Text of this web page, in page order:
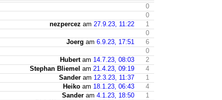
0
0
nezpercez am 27.9.23, 11:22
1
0
Joerg am 6.9.23, 17:51
6
0
Hubertam 14.7.23, 08:03
2
Stephan Bliemel am 21.4.23, 09:19
4
Sander am 12.3.23, 11:37
1
Heiko am 18.1.23, 06:43
4
Sander am 4.1.23, 18:50
1